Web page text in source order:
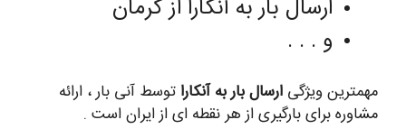
ارسال بار به آنکارا از کرمان
و . . .
مهمترین ویژگی ارسال بار به آنکارا توسط آنی بار ، ارائه
مشاوره برای بارگیری از هر نقطه ای از ایران است .